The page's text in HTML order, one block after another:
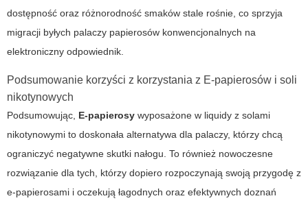
dostępność oraz różnorodność smaków stale rośnie, co sprzyja
migracji byłych palaczy papierosów konwencjonalnych na
elektroniczny odpowiednik.
Podsumowanie korzyści z korzystania z E-papierosów i soli
nikotynowych
Podsumowując, E-papierosy wyposażone w liquidy z solami
nikotynowymi to doskonała alternatywa dla palaczy, którzy chcą
ograniczyć negatywne skutki nałogu. To również nowoczesne
rozwiązanie dla tych, którzy dopiero rozpoczynają swoją przygodę z
e-papierosami i oczekują łagodnych oraz efektywnych doznań